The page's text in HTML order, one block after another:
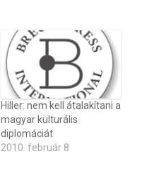
Hiller: nem kell átalakítani a
magyar kulturális
diplomáciát
2010. február 8